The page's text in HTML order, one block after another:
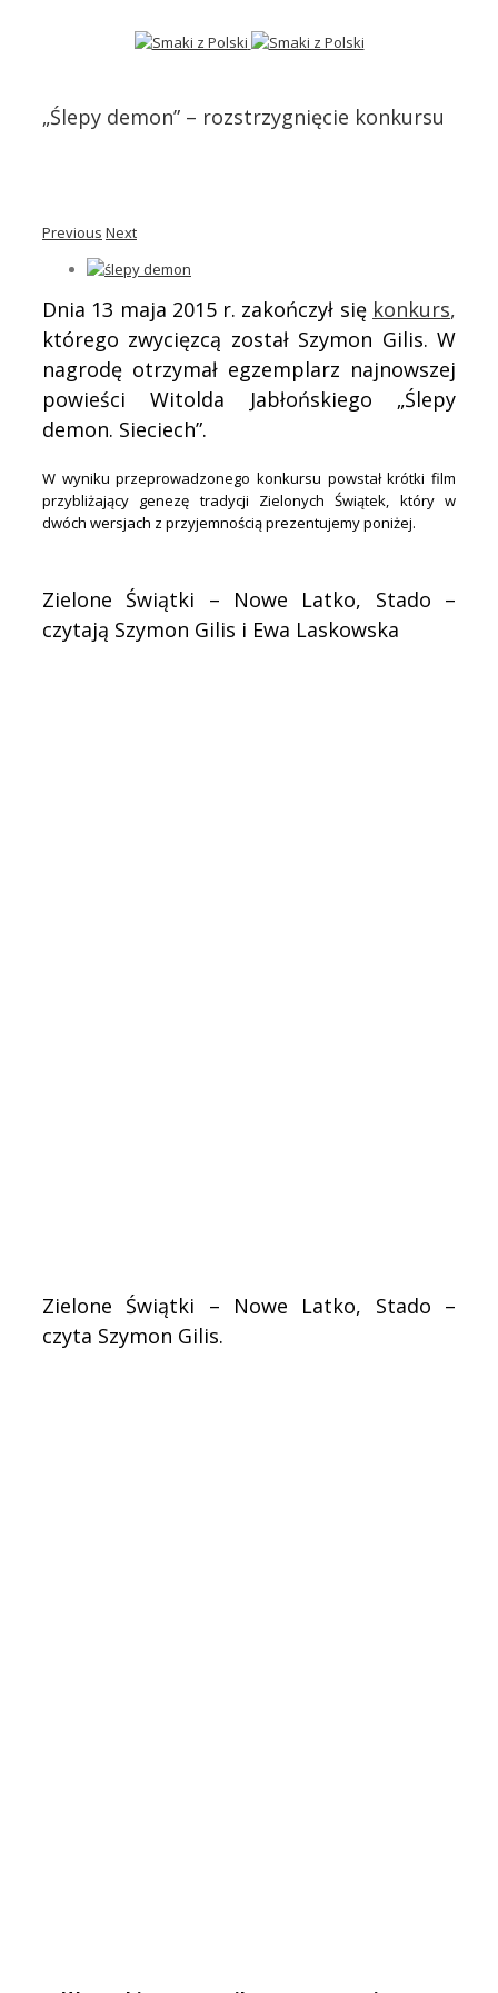
„Ślepy demon” – rozstrzygnięcie konkursu
Previous Next
Dnia 13 maja 2015 r. zakończył się konkurs,
którego zwycięzcą został Szymon Gilis. W
nagrodę otrzymał egzemplarz najnowszej
powieści Witolda Jabłońskiego „Ślepy
demon. Sieciech”.
W wyniku przeprowadzonego konkursu powstał krótki film
przybliżający genezę tradycji Zielonych Świątek, który w
dwóch wersjach z przyjemnością prezentujemy poniżej.
Zielone Świątki – Nowe Latko, Stado –
czytają Szymon Gilis i Ewa Laskowska
Zielone Świątki – Nowe Latko, Stado –
czyta Szymon Gilis.